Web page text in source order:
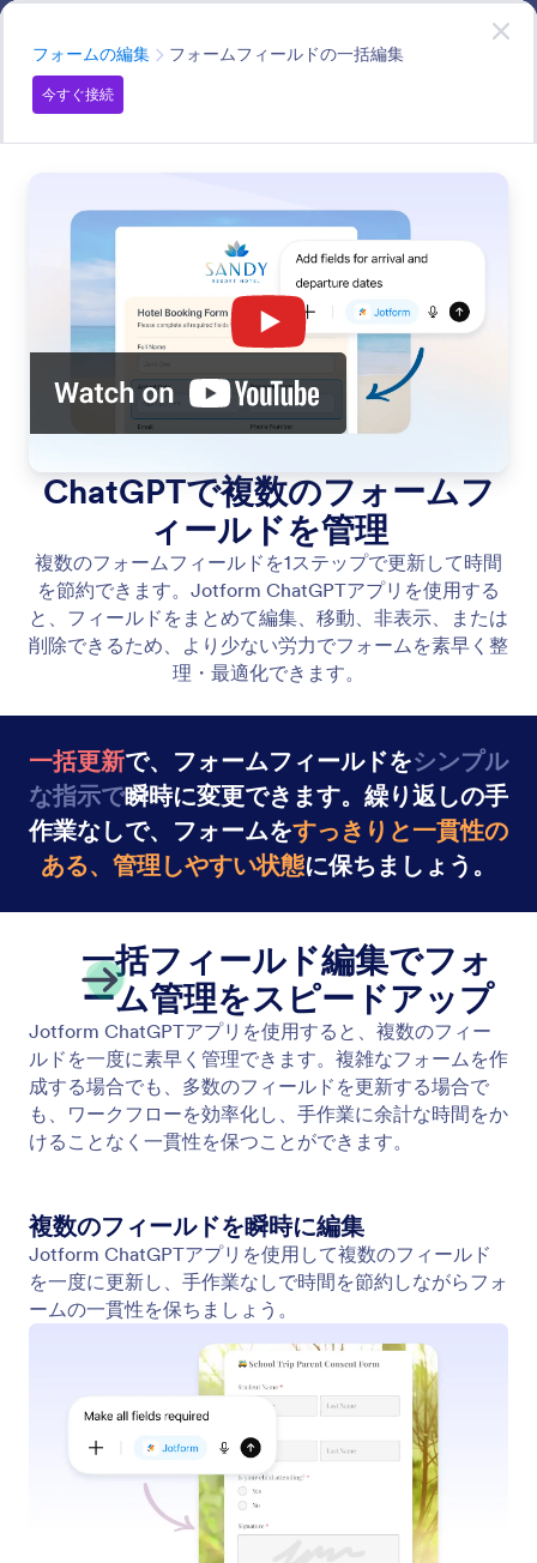
Edit Forms
ムを簡単に作成・管理できます。
開始
フォームの編集カテゴリー
フォームフィールドの一括編集
今すぐ接続
すべての機能で検索
Jotform ChatGPT アプリ フォームの編集
フィールドの追加と変更
手動編集なしでフォームをすばやく改善できます。
Jotform ChatGPTアプリを使用して、必要な内容を
説明するだけでフィールドを追加したりタイトルを
更新したりして、フォームを正確かつすぐに使える
フィールドの削除と複製
手作業なしでフォームをすっきりと整理できます。
Jotform ChatGPTアプリを使えば、フィールドを削
除したり、既存のフィールドを複製したりして、数
秒でフォームを洗練させることができます。
機能カテゴリー